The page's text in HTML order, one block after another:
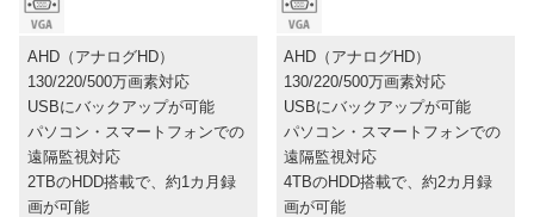
AHD（アナログHD）
130/220/500万画素対応
USBにバックアップが可能
パソコン・スマートフォンでの
遠隔監視対応
2TBのHDD搭載で、約1カ月録
画が可能
AHD（アナログHD）
130/220/500万画素対応
USBにバックアップが可能
パソコン・スマートフォンでの
遠隔監視対応
4TBのHDD搭載で、約2カ月録
画が可能